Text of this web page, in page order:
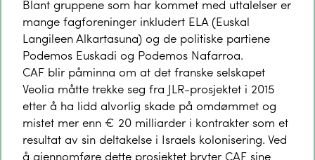
Blant gruppene som har kommet med uttalelser er
mange fagforeninger inkludert ELA (Euskal
Langileen Alkartasuna) og de politiske partiene
Podemos Euskadi og Podemos Nafarroa.
CAF blir påminna om at det franske selskapet
Veolia måtte trekke seg fra JLR-prosjektet i 2015
etter å ha lidd alvorlig skade på omdømmet og
mistet mer enn € 20 milliarder i kontrakter som et
resultat av sin deltakelse i Israels kolonisering. Ved
å gjennomføre dette prosjektet bryter CAF sine